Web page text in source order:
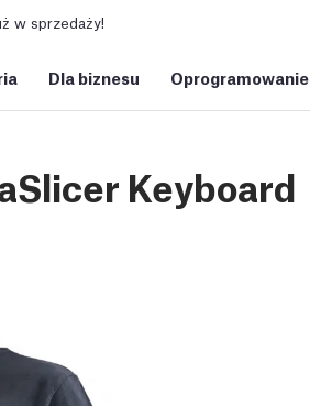
w sprzedaży!
Dla biznesu Oprogramowanie
Keyboard